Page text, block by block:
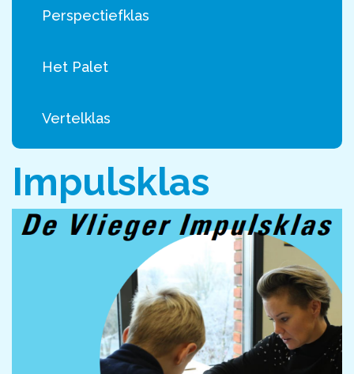
Perspectiefklas
Het Palet
Vertelklas
Impulsklas